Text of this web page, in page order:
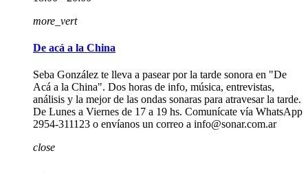
more_vert
De acá a la China
Seba González te lleva a pasear por la tarde sonora en "De
Acá a la China". Dos horas de info, música, entrevistas,
análisis y la mejor de las ondas sonaras para atravesar la tarde.
De Lunes a Viernes de 17 a 19 hs. Comunícate vía WhatsApp
2954-311123 o envíanos un correo a info@sonar.com.ar
close